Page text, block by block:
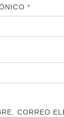
*
CORREO